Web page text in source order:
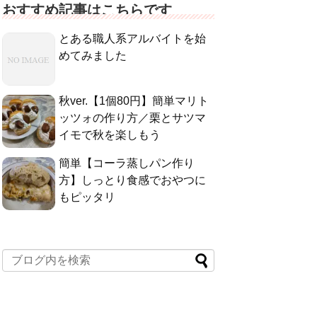
おすすめ記事はこちらです
とある職人系アルバイトを始
めてみました
秋ver.【1個80円】簡単マリト
ッツォの作り方／栗とサツマ
イモで秋を楽しもう
簡単【コーラ蒸しパン作り
方】しっとり食感でおやつに
もピッタリ